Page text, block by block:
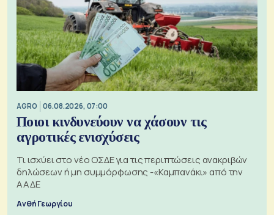
AGRO 06.08.2026, 07:00
Ποιοι κινδυνεύουν να χάσουν τις
αγροτικές ενισχύσεις
Τι ισχύει στο νέο ΟΣΔΕ για τις περιπτώσεις ανακριβών
δηλώσεων ή μη συμμόρφωσης -«Καμπανάκι» από την
ΑΑΔΕ
Ανθή Γεωργίου